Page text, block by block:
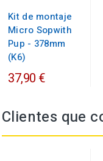
Kit de montaje
Micro Sopwith
Pup - 378mm
(K6)
37,90 €
Clientes que